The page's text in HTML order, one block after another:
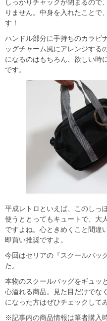
しっかりチャックが閉まるので
りません。中身を入れたことで
す！
ハンドル部分に手持ちのカラビ
ッグチャーム風にアレンジする
になるのはもちろん、欲しい時
です。
平成レトロといえば、このしっ
使うととってもキュートで、大
ですよね。心ときめくこと間違
即買い推奨ですよ。
今回はセリアの『スクールバッ
た。
本物のスクールバッグをギュッ
心溢れる商品。見た目だけでな
になった方はぜひチェックして
※記事内の商品情報は筆者購入